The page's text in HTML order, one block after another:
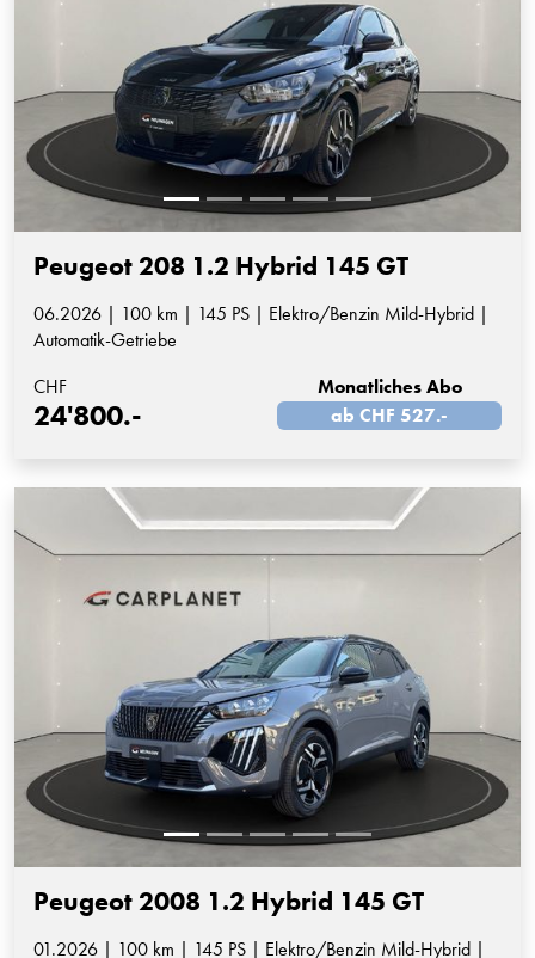
Peugeot 208 1.2 Hybrid 145 GT
06.2026 | 100 km | 145 PS | Elektro/Benzin Mild-Hybrid |
Automatik-Getriebe
CHF
24'800.-
Monatliches Abo
ab CHF 527.-
Peugeot 2008 1.2 Hybrid 145 GT
01.2026 | 100 km | 145 PS | Elektro/Benzin Mild-Hybrid |